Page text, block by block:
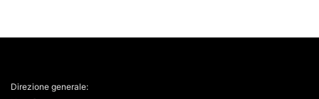
Direzione generale: